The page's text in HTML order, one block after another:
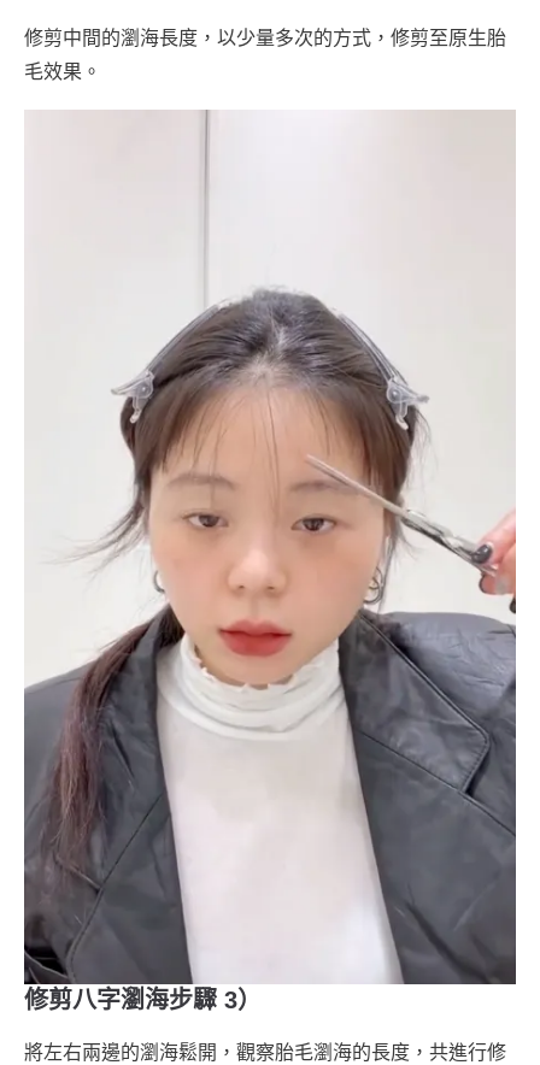
修剪中間的瀏海長度，以少量多次的方式，修剪至原生胎
毛效果。
修剪八字瀏海步驟 3）
將左右兩邊的瀏海鬆開，觀察胎毛瀏海的長度，共進行修